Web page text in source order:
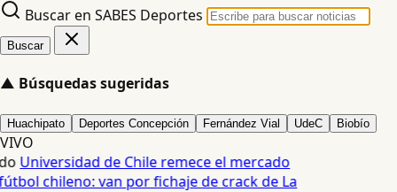
Buscar en SABES Deportes
Buscar
▲ Búsquedas sugeridas
Huachipato Deportes Concepción Fernández Vial UdeC Biobío
VIVO
Universidad de Chile remece el mercado
chileno: van por fichaje de crack de La